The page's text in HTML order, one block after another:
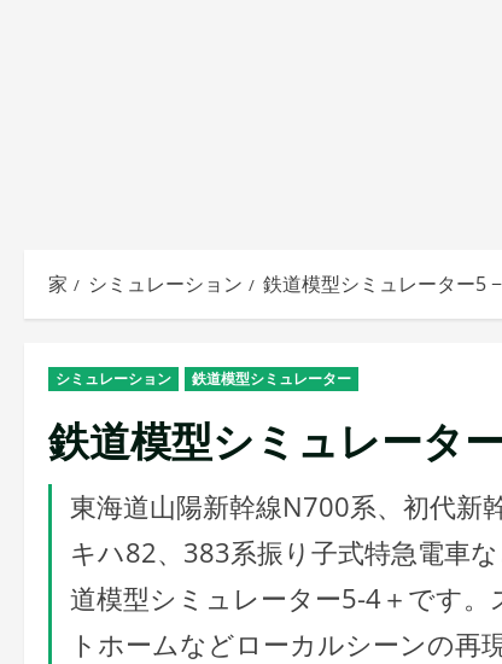
家 シミュレーション 鉄道模型シミュレーター5
シミュレーション 鉄道模型シミュレーター
鉄道模型シミュレータ
東海道山陽新幹線N700系、初代新
キハ82、383系振り子式特急電車
道模型シミュレーター5-4＋です
トホームなどローカルシーンの再